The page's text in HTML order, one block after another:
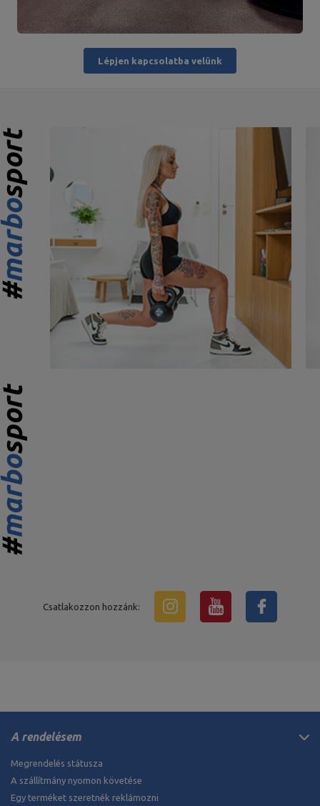
Lépjen kapcsolatba velünk
Csatlakozzon hozzánk:
A rendelésem
Megrendelés státusza
A szállítmány nyomon követése
Egy terméket szeretnék reklámozni